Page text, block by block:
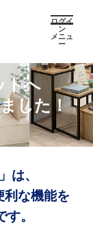
ログイ
ン
メニュ
ー
トへ
した！
は、
利な機能を
。